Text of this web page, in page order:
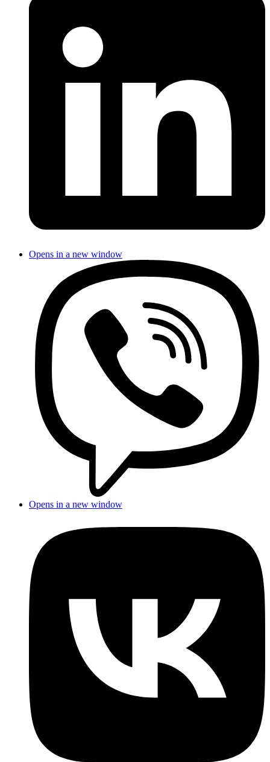
Opens in a new window
Opens in a new window